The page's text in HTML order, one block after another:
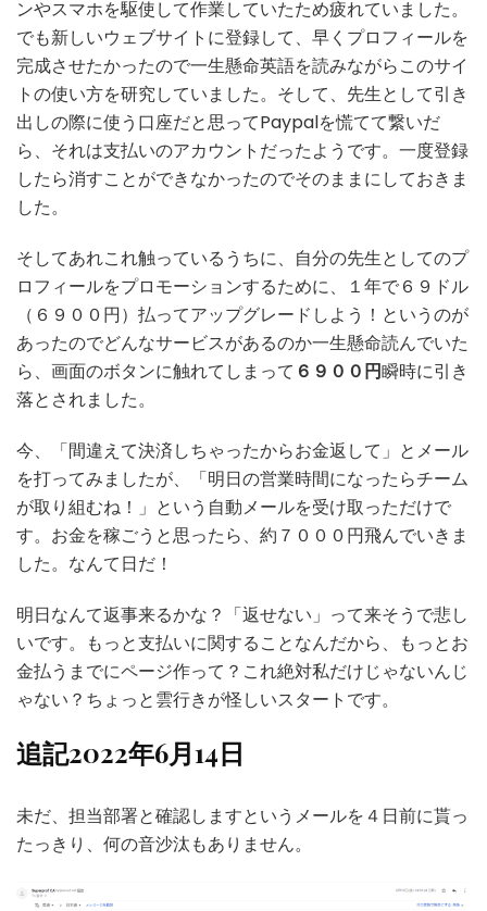
ンやスマホを駆使して作業していたため疲れていました。
でも新しいウェブサイトに登録して、早くプロフィールを
完成させたかったので一生懸命英語を読みながらこのサイ
トの使い方を研究していました。そして、先生として引き
出しの際に使う口座だと思ってPaypalを慌てて繋いだ
ら、それは支払いのアカウントだったようです。一度登録
したら消すことができなかったのでそのままにしておきま
した。
そしてあれこれ触っているうちに、自分の先生としてのプ
ロフィールをプロモーションするために、１年で６９ドル
（６９００円）払ってアップグレードしよう！というのが
あったのでどんなサービスがあるのか一生懸命読んでいた
ら、画面のボタンに触れてしまって ６９００円瞬時に引き
落とされました。
今、「間違えて決済しちゃったからお金返して」とメール
を打ってみましたが、「明日の営業時間になったらチーム
が取り組むね！」という自動メールを受け取っただけで
す。お金を稼ごうと思ったら、約７０００円飛んでいきま
した。なんて日だ！
明日なんて返事来るかな？「返せない」って来そうで悲し
いです。もっと支払いに関することなんだから、もっとお
金払うまでにページ作って？これ絶対私だけじゃないんじ
ゃない？ちょっと雲行きが怪しいスタートです。
追記2022年6月14日
未だ、担当部署と確認しますというメールを４日前に貰っ
たっきり、何の音沙汰もありません。